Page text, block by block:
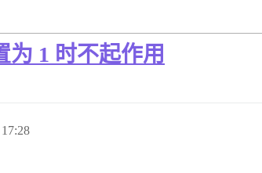
为 1 时不起作用